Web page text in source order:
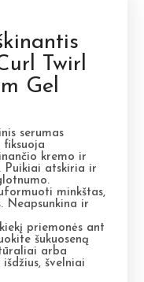
Twirl
Gel
serumas
kremo ir
Puikiai atskiria ir
minkštas,
Neapsunkina ir
priemonės ant
šukuoseną
arba
švelniai